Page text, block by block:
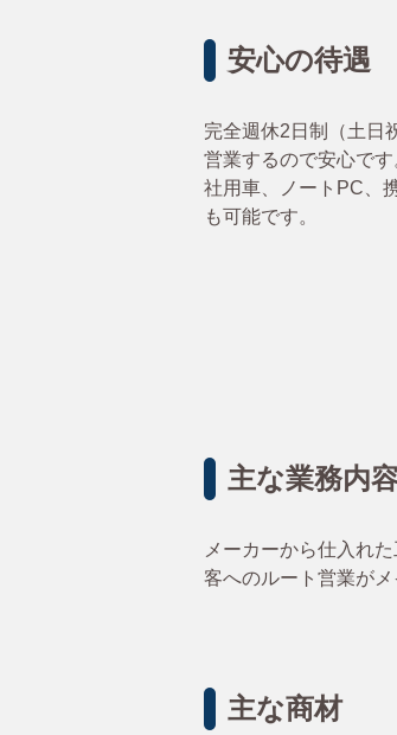
安心の待遇
完全週休2日制（土日
営業するので安心です
社用車、
ノートPC、
も可能です。
主な業務内
メーカーから仕入れ
客へのルート営業が
主な商材